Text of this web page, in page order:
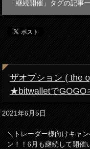
「継続開催」タグの記事
ザオプション ( the
★bitwalletでGOGO
2021年6月5日
＼トレーダー様向けキャ
ン！！6月も継続して開催